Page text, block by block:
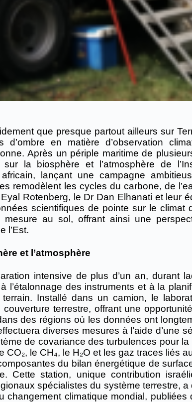
que presque partout ailleurs sur
en matière d’observation
Après un périple maritime de
la biosphère et l’atmosphère de
lançant une campagne
remodèlent les cycles du carbone, de
Rotenberg, le Dr Dan Elhanati et leur
scientifiques de pointe sur le climat
au sol, offrant ainsi une
l’Est.
et l’atmosphère
intensive de plus d’un an, durant
l’étalonnage des instruments et à la
Installé dans un camion, le
terrestre, offrant une
des régions où les données ont
diverses mesures à l’aide d’une
de covariance des turbulences pour
le CH₄, le H₂O et les gaz traces liés
du bilan énergétique de
Cette station, unique contribution
spécialistes du système terrestre, a
changement climatique mondial, publiées